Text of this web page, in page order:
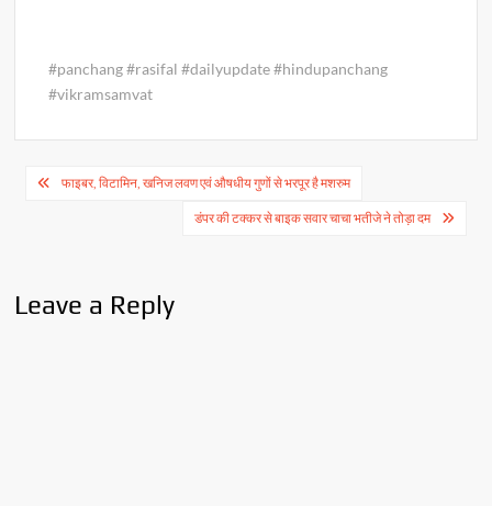
#panchang #rasifal #dailyupdate #hindupanchang
#vikramsamvat
Postफाइबर, विटामिन, खनिज लवण एवं औषधीय गुणों से भरपूर है मशरुम
डंपर की टक्कर से बाइक सवार चाचा भतीजे ने तोड़ा दम
Leave a Reply